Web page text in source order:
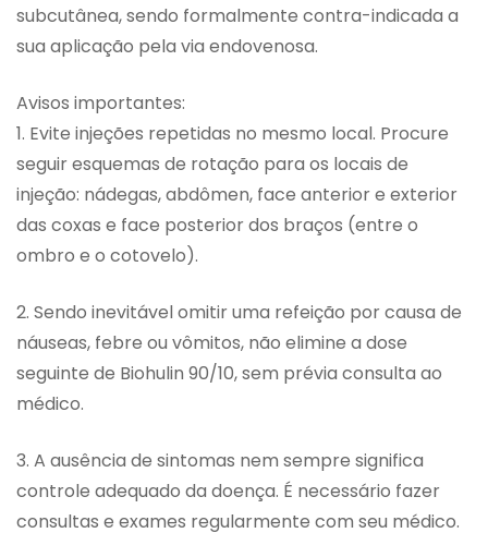
subcutânea, sendo formalmente contra-indicada a
sua aplicação pela via endovenosa.
Avisos importantes:
1. Evite injeções repetidas no mesmo local. Procure
seguir esquemas de rotação para os locais de
injeção: nádegas, abdômen, face anterior e exterior
das coxas e face posterior dos braços (entre o
ombro e o cotovelo).
2. Sendo inevitável omitir uma refeição por causa de
náuseas, febre ou vômitos, não elimine a dose
seguinte de Biohulin 90/10, sem prévia consulta ao
médico.
3. A ausência de sintomas nem sempre significa
controle adequado da doença. É necessário fazer
consultas e exames regularmente com seu médico.